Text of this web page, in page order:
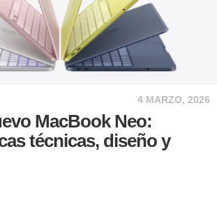
4 MARZO, 2026
MacBook Neo:
técnicas, diseño y